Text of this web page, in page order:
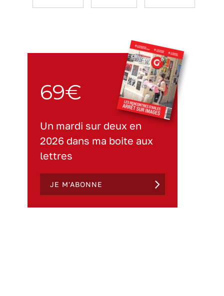
69€
Un mardi sur deux en
2026 dans ma boite aux
lettres
JE M'ABONNE